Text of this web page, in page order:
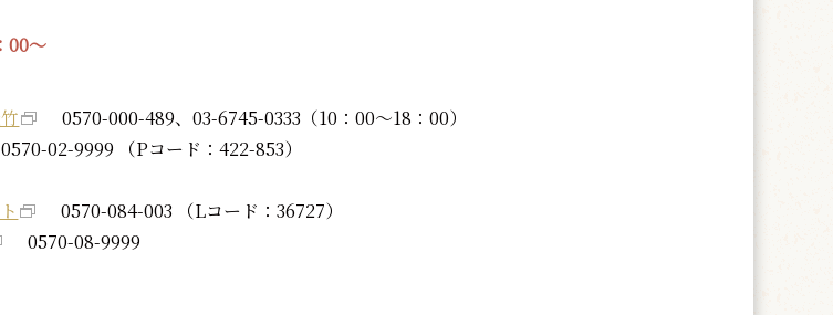
00～
0570-000-489、03-6745-0333（10：00～18：00）
02-9999 （Pコード：422-853）
0570-084-003 （Lコード：36727）
0570-08-9999